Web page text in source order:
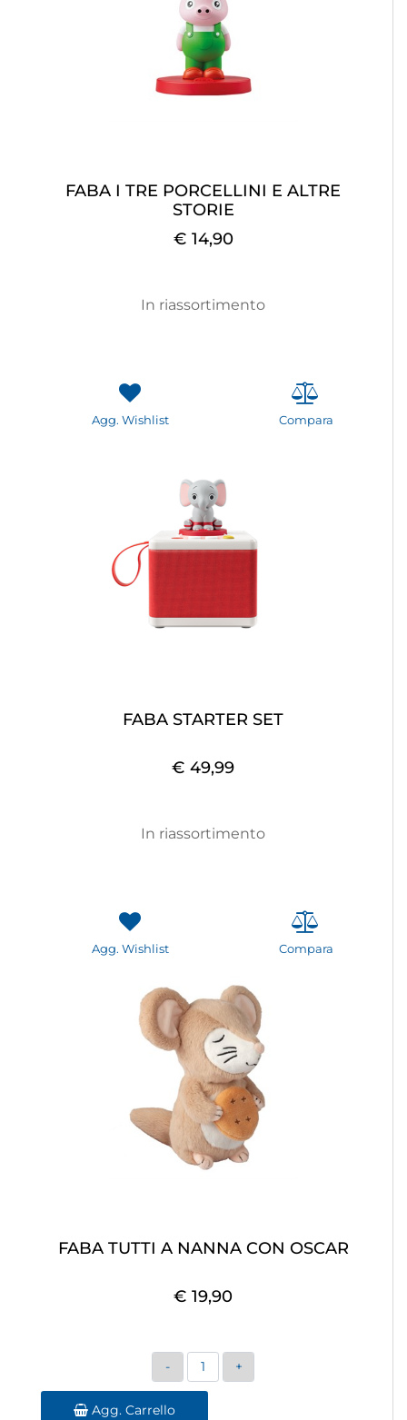
FABA I TRE PORCELLINI E ALTRE
STORIE
€ 14,90
In riassortimento
Agg. Wishlist Compara
FABA STARTER SET
€ 49,99
In riassortimento
Agg. Wishlist Compara
FABA TUTTI A NANNA CON OSCAR
€ 19,90
Quantità
Agg. Carrello